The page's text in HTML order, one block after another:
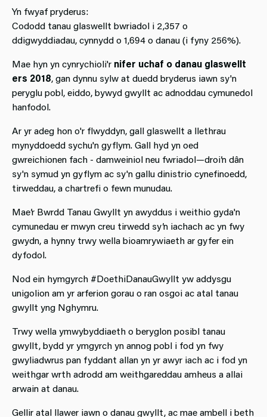
Yn fwyaf pryderus:
Cododd tanau glaswellt bwriadol i 2,357 o
ddigwyddiadau, cynnydd o 1,694 o danau (i fyny 256%).
Mae hyn yn cynrychioli'r nifer uchaf o danau glaswellt
ers 2018, gan dynnu sylw at duedd bryderus iawn sy'n
peryglu pobl, eiddo, bywyd gwyllt ac adnoddau cymunedol
hanfodol.
Ar yr adeg hon o'r flwyddyn, gall glaswellt a llethrau
mynyddoedd sychu'n gyflym. Gall hyd yn oed
gwreichionen fach - damweiniol neu fwriadol—droi’n dân
sy'n symud yn gyflym ac sy'n gallu dinistrio cynefinoedd,
tirweddau, a chartrefi o fewn munudau.
Mae’r Bwrdd Tanau Gwyllt yn awyddus i weithio gyda'n
cymunedau er mwyn creu tirwedd sy’n iachach ac yn fwy
gwydn, a hynny trwy wella bioamrywiaeth ar gyfer ein
dyfodol.
Nod ein hymgyrch #DoethiDanauGwyllt yw addysgu
unigolion am yr arferion gorau o ran osgoi ac atal tanau
gwyllt yng Nghymru.
Trwy wella ymwybyddiaeth o beryglon posibl tanau
gwyllt, bydd yr ymgyrch yn annog pobl i fod yn fwy
gwyliadwrus pan fyddant allan yn yr awyr iach ac i fod yn
weithgar wrth adrodd am weithgareddau amheus a allai
arwain at danau.
Gellir atal llawer iawn o danau gwyllt, ac mae ambell i beth